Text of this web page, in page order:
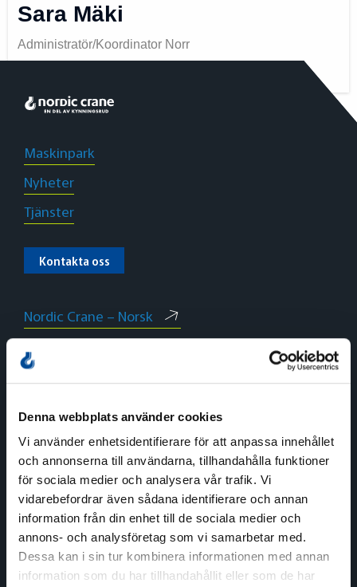
Denna webbplats använder cookies
Vi använder enhetsidentifierare för att anpassa innehållet
och annonserna till användarna, tillhandahålla funktioner
för sociala medier och analysera vår trafik. Vi
vidarebefordrar även sådana identifierare och annan
information från din enhet till de sociala medier och
annons- och analysföretag som vi samarbetar med.
Dessa kan i sin tur kombinera informationen med annan
information som du har tillhandahållit eller som de har
Sara Mäki
Administratör/Koordinator Norr
Maskinpark
Nyheter
Tjänster
Kontakta oss
Nordic Crane – Norsk
Nordic Crane – Dansk
Nordic Crane – English
Norge
Växel
Tel:+47 815 11 511
E-post:
kran.no@nordiccrane.com